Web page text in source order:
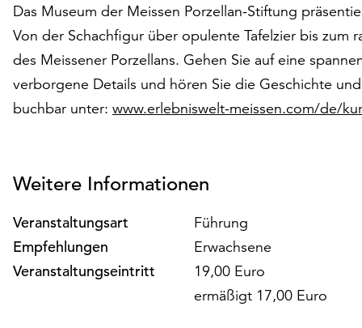
Das Museum der Meissen Porzellan-Stiftung
Von der Schachfigur über opulente Tafelzier bis zum
des Meissener Porzellans. Gehen Sie auf eine
verborgene Details und hören Sie die Geschichte
buchbar unter: www.erlebniswelt-meissen.com/de/
Weitere Informationen
Veranstaltungsart
Führung
Empfehlungen
Erwachsene
Veranstaltungseintritt
19,00 Euro
ermäßigt 17,00 Euro